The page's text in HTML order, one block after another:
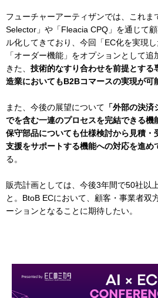
フューチャーアーティザンでは、これ
Selector」や「Fleacia CPQ」を通じて
ル化してきており、今回「EC化を実現
「オーダー機能」をオプションとして
きた、 技術的なすり合わせを前提とする
造業においてもB2Bコマースの実現が可
また、今後の展望について 「外部の決
でを含む一連のプロセスを完結できる機
保守部品についても仕様検討から見積・
支援をサポートする機能への対応を進め
る。
販売計画としては、今後3年間で50社以
と。BtoB ECにおいて、顧客・事業者双
ーションとなることに期待したい。